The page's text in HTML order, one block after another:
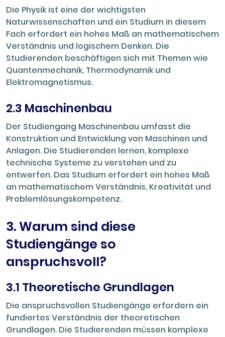
Die Physik ist eine der wichtigsten
Naturwissenschaften und ein Studium in diesem
Fach erfordert ein hohes Maß an mathematischem
Verständnis und logischem Denken. Die
Studierenden beschäftigen sich mit Themen wie
Quantenmechanik, Thermodynamik und
Elektromagnetismus.
2.3 Maschinenbau
Der Studiengang Maschinenbau umfasst die
Konstruktion und Entwicklung von Maschinen und
Anlagen. Die Studierenden lernen, komplexe
technische Systeme zu verstehen und zu
entwerfen. Das Studium erfordert ein hohes Maß
an mathematischem Verständnis, Kreativität und
Problemlösungskompetenz.
3. Warum sind diese
Studiengänge so
anspruchsvoll?
3.1 Theoretische Grundlagen
Die anspruchsvollen Studiengänge erfordern ein
fundiertes Verständnis der theoretischen
Grundlagen. Die Studierenden müssen komplexe